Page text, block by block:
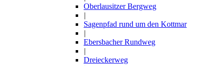
Oberlausitzer Bergweg
|
Sagenpfad rund um den Kottmar
|
Ebersbacher Rundweg
|
Dreieckerweg